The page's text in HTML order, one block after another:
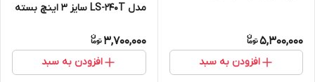
5,300,000
افزودن به سبد
مدل LS-240T سایز 3 اینچ بسته
3,700,000
افزودن به سبد